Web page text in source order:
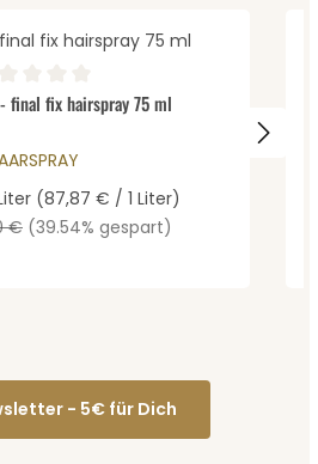
von 0 von 5 Sternen
final fix hairspray 75 ml
(87,87 € / 1 Liter)
Preis:
€ (39.54% gespart)
- 5€ für Dich